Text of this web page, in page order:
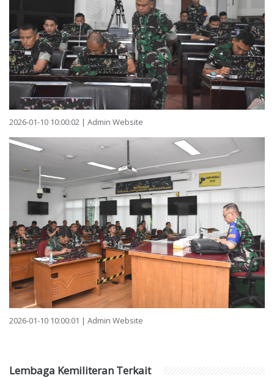
2026-01-10 10:00:02 | Admin Website
2026-01-10 10:00:01 | Admin Website
Lembaga Kemiliteran Terkait